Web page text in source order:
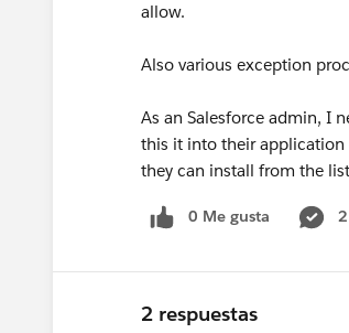
allow.
Also various exception
As an Salesforce admin, I
this it into their application
they can install from the
0 Me gusta
2 respuestas